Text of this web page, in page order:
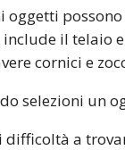
oggetti
il telaio
cornici e
selezioni un
difficoltà a